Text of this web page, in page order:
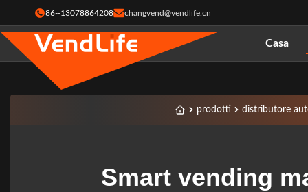
86--13078864208 changvend@vendlife.cn
Casa
prodotti distributore
Smart vending